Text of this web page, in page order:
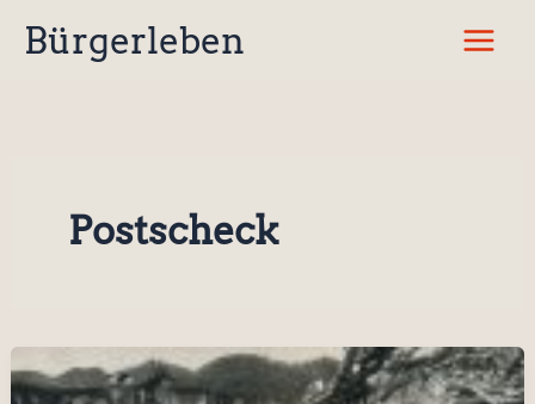
InhaltBürgerleben
Postscheck